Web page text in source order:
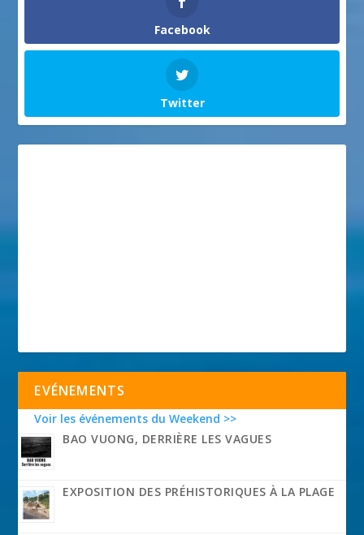
Facebook
Twitter
EVÉNEMENTS
Voir les événements du Weekend >>
BAO VUONG, DERRIÈRE LES VAGUES
EXPOSITION DES PRÉHISTORIQUES À LA PLAGE